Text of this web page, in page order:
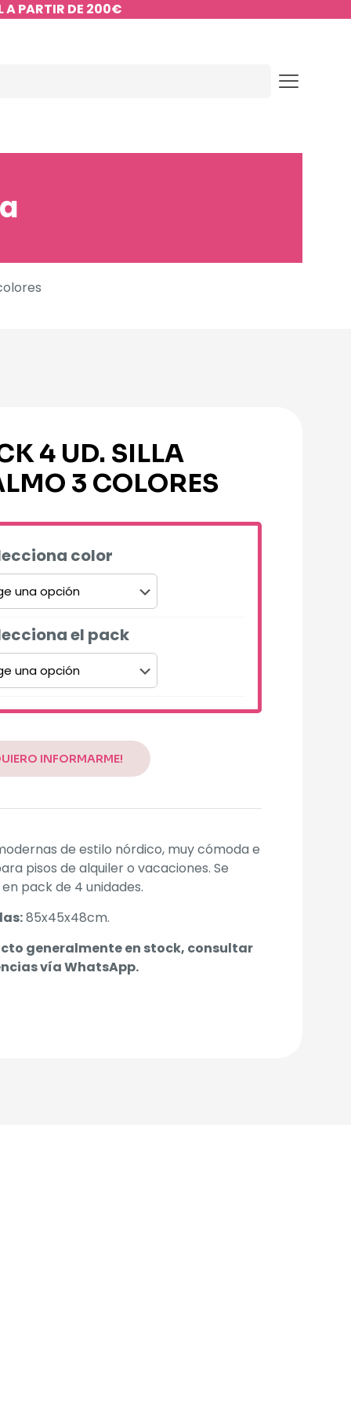
A PARTIR DE 200€
4 UD. SILLA
3 COLORES
color
el pack
INFORMARME!
de estilo nórdico, muy cómoda e
pisos de alquiler o vacaciones. Se
pack de 4 unidades.
85x45x48cm.
generalmente en stock, consultar
vía WhatsApp.